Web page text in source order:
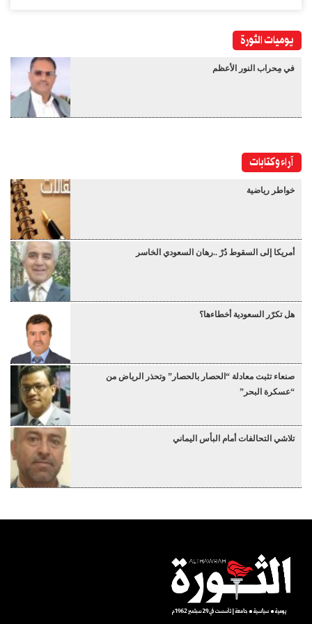
يوميات الثورة
في مِحراب النور الأعظم
آراء وكتابات
خواطر رياضية
أمريكا إلى السقوط دُرْ ..رهان السعودي الخاسر
هل تكرّر السعودية أخطاءها؟
صنعاء تثبت معادلة “الحصار بالحصار” وتحذر الرياض من
“عسكرة البحر”
تلاشي التحالفات أمام البأس اليماني